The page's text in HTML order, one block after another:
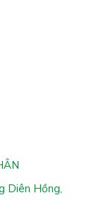
lắc khăn
thay đổi nhiệt
da & túi đã sẽ
Diên Hồng,